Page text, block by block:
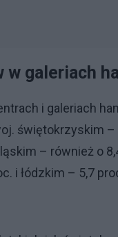
w galeriach
i galeriach
świętokrzyskim
– również o
i łódzkim – 5,7